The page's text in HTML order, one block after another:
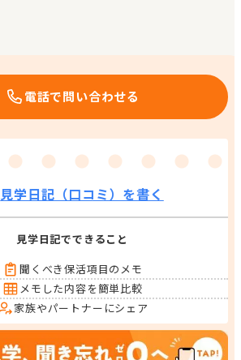
電話で問い合わせる
見学日記（口コミ）を書く
見学日記でできること
聞くべき保活項目のメモ
メモした内容を簡単比較
家族やパートナーにシェア